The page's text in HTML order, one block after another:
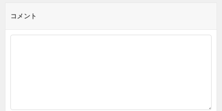
コメント